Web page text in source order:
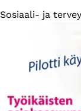
Sosiaali- ja